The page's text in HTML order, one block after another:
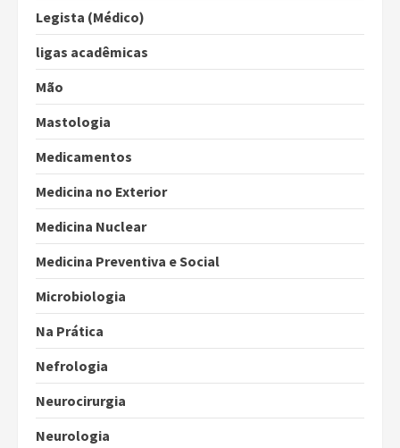
Legista (Médico)
ligas acadêmicas
Mão
Mastologia
Medicamentos
Medicina no Exterior
Medicina Nuclear
Medicina Preventiva e Social
Microbiologia
Na Prática
Nefrologia
Neurocirurgia
Neurologia